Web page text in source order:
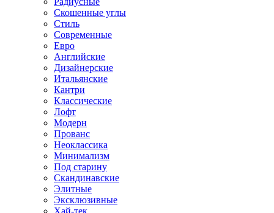
Скошенные углы
Стиль
Современные
Евро
Английские
Дизайнерские
Итальянские
Кантри
Классические
Лофт
Модерн
Прованс
Неоклассика
Минимализм
Под старину
Скандинавские
Элитные
Эксклюзивные
Хай-тек